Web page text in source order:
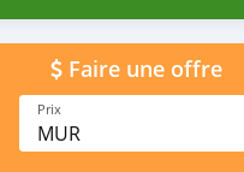
Faire une offre
Prix
MUR